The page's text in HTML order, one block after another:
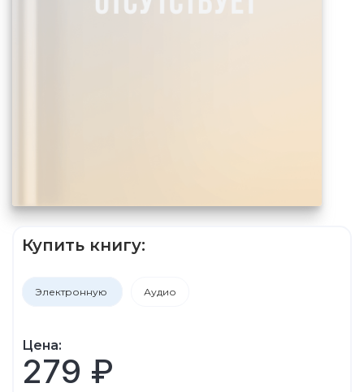
Купить книгу:
Электронную Аудио
Цена:
279 ₽